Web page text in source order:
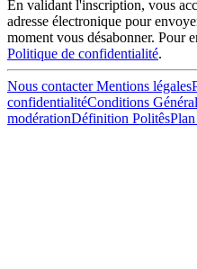
En validant l'inscription, vous
adresse électronique pour
moment vous désabonner. Pour
Politique de confidentialité.
Nous contacterMentions légales
confidentialitéConditions
modérationDéfinition Politês